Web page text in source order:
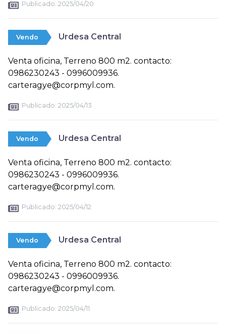
Publicado: 2025/04/20
Vendo Urdesa Central
Venta oficina, Terreno 800 m2. contacto:
0986230243 - 0996009936.
carteragye@corpmyl.com.
Publicado: 2025/04/13
Vendo Urdesa Central
Venta oficina, Terreno 800 m2. contacto:
0986230243 - 0996009936.
carteragye@corpmyl.com.
Publicado: 2025/04/12
Vendo Urdesa Central
Venta oficina, Terreno 800 m2. contacto:
0986230243 - 0996009936.
carteragye@corpmyl.com.
Publicado: 2025/04/11